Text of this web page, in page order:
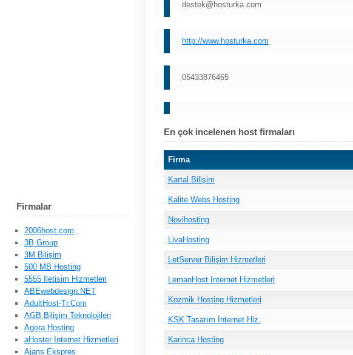
destek@hosturka.com
http://www.hosturka.com
05433876465
En çok incelenen host firmaları
Firma
Kartal Bilişim
Kalite Webs Hosting
Novihosting
LivaHosting
LetServer Bilişim Hizmetleri
LemanHost Internet Hizmetleri
Kozmik Hosting Hizmetleri
KSK Tasarım İnternet Hiz.
Karinca Hosting
Firmalar
2006host.com
3B Group
3M Bilişim
500 MB Hosting
5555 Iletisim Hizmetleri
ABEwebdesign.NET
AdultHost-Tr.Com
AGB Bilişim Teknolojileri
Agora Hosting
aHoster Internet Hizmetleri
Ajans Ekspres